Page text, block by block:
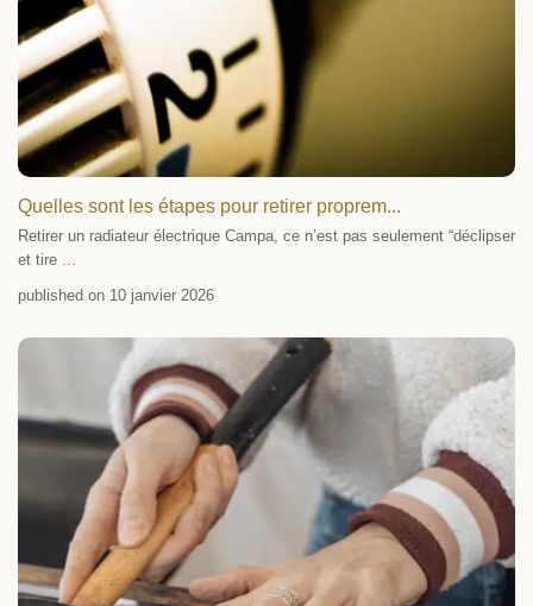
Quelles sont les étapes pour retirer proprem...
Retirer un radiateur électrique Campa, ce n’est pas seulement “déclipser
et tire
published on 10 janvier 2026